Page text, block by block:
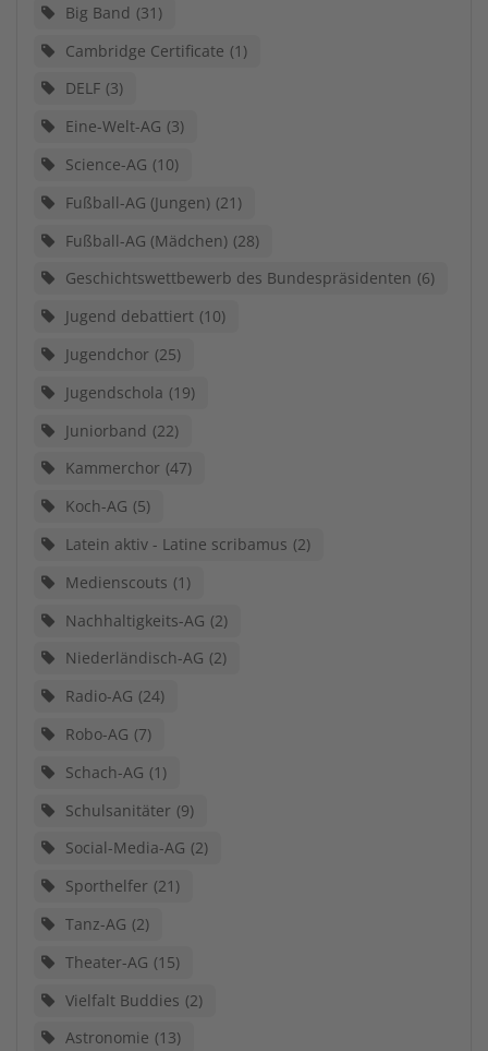
Big Band
31
Cambridge Certificate 1
DELF 3
Eine-Welt-AG 3
Science-AG 10
Fußball-AG (Jungen) 21
Fußball-AG (Mädchen) 28
Geschichtswettbewerb des Bundespräsidenten 6
Jugend debattiert 10
Jugendchor 25
Jugendschola 19
Juniorband
22
Kammerchor 47
Koch-AG 5
Latein aktiv - Latine scribamus 2
Medienscouts 1
Nachhaltigkeits-AG 2
Niederländisch-AG 2
Radio-AG 24
Robo-AG 7
Schach-AG 1
Schulsanitäter 9
Social-Media-AG 2
Sporthelfer 21
Tanz-AG 2
Theater-AG 15
Vielfalt Buddies 2
Astronomie 13